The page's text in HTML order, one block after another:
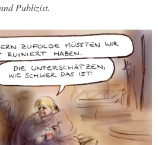
Publizist.